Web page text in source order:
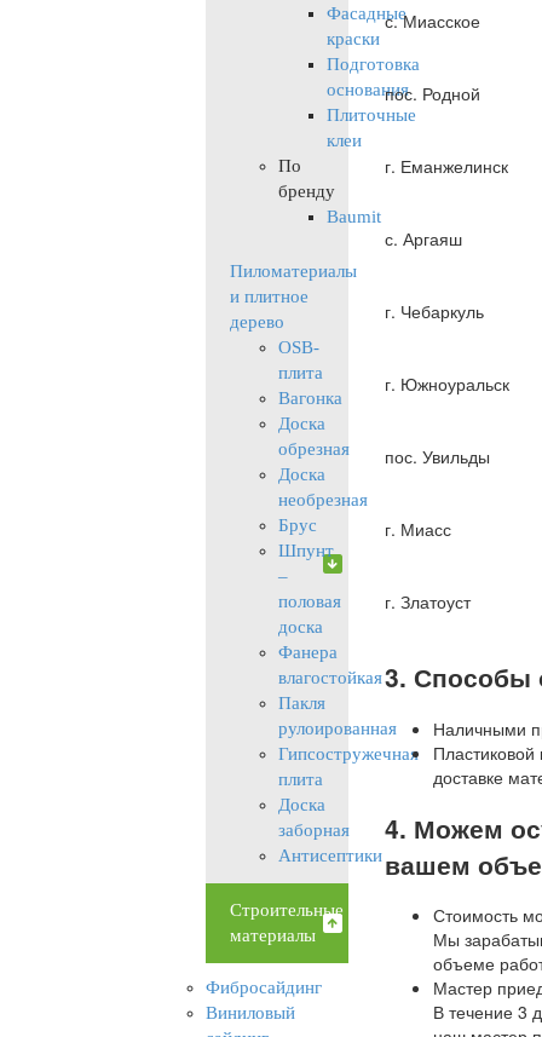
Фасадные
краски
Подготовка
основания
Плиточные
клеи
По
бренду
Baumit
Пиломатериалы
и плитное
дерево
OSB-
плита
Вагонка
Доска
обрезная
Доска
необрезная
Брус
Шпунт
–
половая
доска
Фанера
влагостойкая
Пакля
рулоированная
Гипсостружечная
плита
Доска
заборная
Антисептики
Строительные
материалы
Фибросайдинг
Виниловый
с. Миасское
пос. Родной
г. Еманжелинск
с. Аргаяш
г. Чебаркуль
г. Южноуральск
пос. Увильды
г. Миасс
г. Златоуст
3. Способы
Наличными
доставке
4. Можем
вашем
Стоимость
Мы
объеме
Мастер
В течение 3